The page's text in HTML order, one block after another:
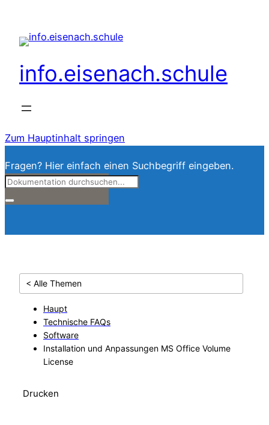
info.eisenach.schule
Zum Hauptinhalt springen
Fragen? Hier einfach einen Suchbegriff eingeben.
< Alle Themen
Haupt
Technische FAQs
Software
Installation und Anpassungen MS Office Volume
License
Drucken